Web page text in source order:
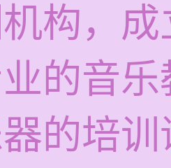
构，
的音
的培